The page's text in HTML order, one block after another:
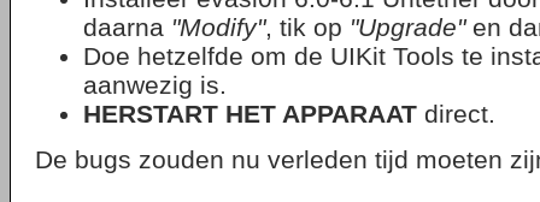
daarna "Modify", tik op "Upgrade"en
Doe hetzelfde om de UIKit Tools te
aanwezig is.
HERSTART HET APPARAAT direct.
De bugs zouden nu verleden tijd moeten